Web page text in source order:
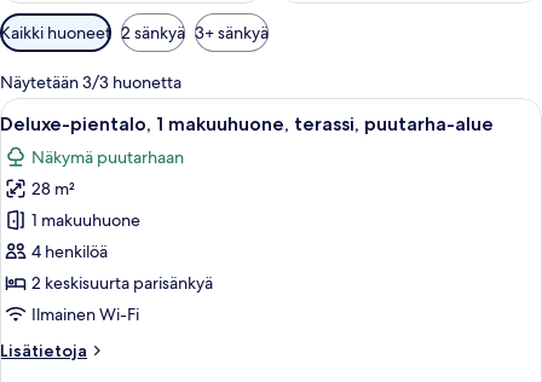
Huoneille
saatavilla
olevia
suodattimia
Kaikki huoneet 2 sänkyä 3+ sänkyä
Näytetään 3/3 huonetta
Avaa
kaikki
huonetyypin
Deluxe-
pientalo,
1
makuuhuone,
terassi,
alue
Makuuhuoneessa on kaksi sänkyä,
50
Deluxe-pientalo, 1 makuuhuone, terassi, puutarha-alue
Näkymä puutarhaan
28 m²
1 makuuhuone
4 henkilöä
2 keskisuurta parisänkyä
Ilmainen Wi-Fi
Lisätietoja
Lisätietoja